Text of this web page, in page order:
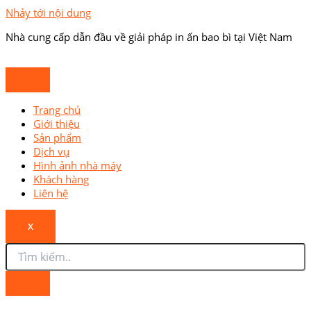
Nhảy tới nội dung
Nhà cung cấp dẫn đầu về giải pháp in ấn bao bì tại Việt Nam
Trang chủ
Giới thiệu
Sản phẩm
Dịch vụ
Hình ảnh nhà máy
Khách hàng
Liên hệ
X